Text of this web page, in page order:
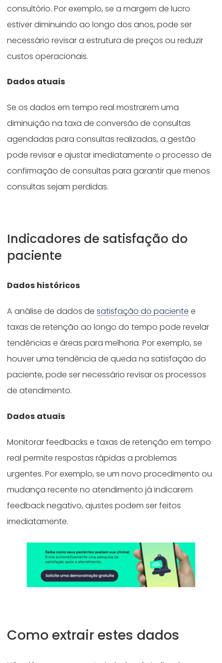
consultório. Por exemplo, se a margem de lucro
estiver diminuindo ao longo dos anos, pode ser
necessário revisar a estrutura de preços ou reduzir
custos operacionais.
Dados atuais
Se os dados em tempo real mostrarem uma
diminuição na taxa de conversão de consultas
agendadas para consultas realizadas, a gestão
pode revisar e ajustar imediatamente o processo de
confirmação de consultas para garantir que menos
consultas sejam perdidas.
Indicadores de satisfação do
paciente
Dados históricos
A análise de dados desatisfação do paciente e
taxas de retenção ao longo do tempo pode revelar
tendências e áreas para melhoria. Por exemplo, se
houver uma tendência de queda na satisfação do
paciente, pode ser necessário revisar os processos
de atendimento.
Dados atuais
Monitorar feedbacks e taxas de retenção em tempo
real permite respostas rápidas a problemas
urgentes. Por exemplo, se um novo procedimento ou
mudança recente no atendimento já indicarem
feedback negativo, ajustes podem ser feitos
imediatamente.
Como extrair estes dados